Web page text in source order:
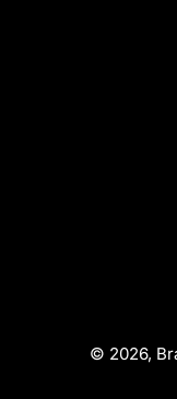
© 2026,